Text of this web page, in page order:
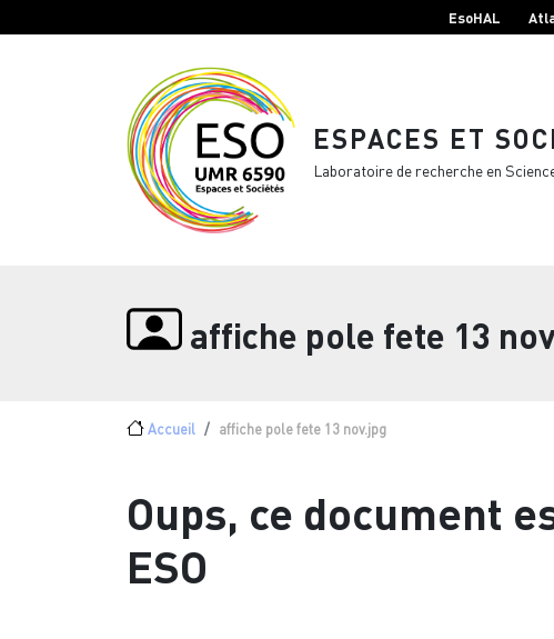
EsoHAL
ESPACES ET
Laboratoire de recherche en
affiche pole fete 13
Fil d'Ariane
Accueil affiche pole fete 13 nov.jpg
Oups, ce document
ESO